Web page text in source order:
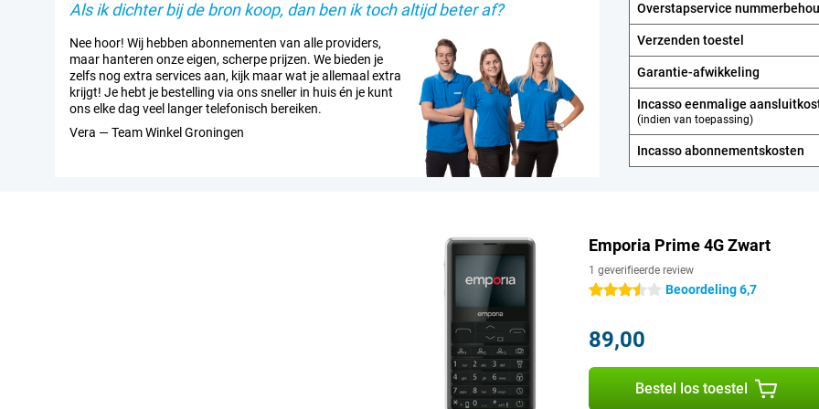
Als ik dichter bij de bron koop, dan ben ik toch altijd beter af?
Nee hoor! Wij hebben abonnementen van alle providers,
maar hanteren onze eigen, scherpe prijzen. We bieden je
zelfs nog extra services aan, kijk maar wat je allemaal extra
krijgt! Je hebt je bestelling via ons sneller in huis én je kunt
ons elke dag veel langer telefonisch bereiken.
Vera — Team Winkel Groningen
Overstapservice
Verzenden toestel
Garantie-afwikkeling
Incasso eenmalige
(indien van toepassing)
Incasso abonnements­kosten
Emporia Prime 4G Zwart
1 geverifieerde review
3.5 sterrenBeoordeling 6,7
89,00
Bestel los toestel